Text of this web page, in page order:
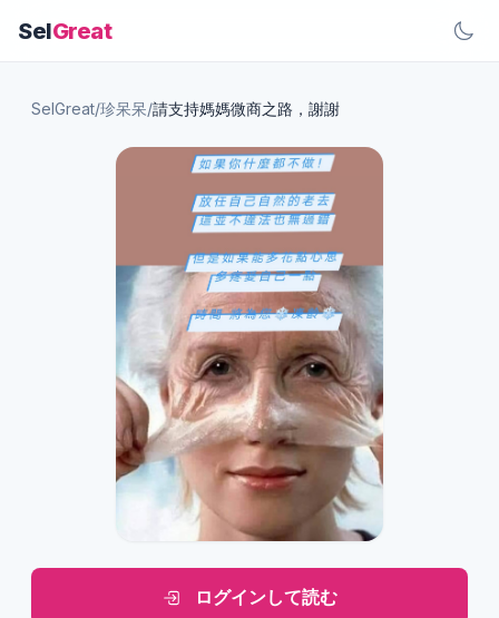
SelGreat
SelGreat/珍呆呆/請支持媽媽微商之路，謝謝
ログインして読む